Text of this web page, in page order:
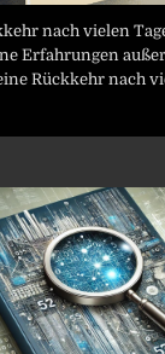
nach vielen
Erfahrungen
Rückkehr nach